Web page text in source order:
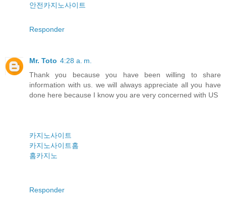
안전카지노사이트
Responder
Mr. Toto 4:28 a. m.
Thank you because you have been willing to share
information with us. we will always appreciate all you have
done here because I know you are very concerned with US
카지노사이트
카지노사이트홈
홈카지노
Responder